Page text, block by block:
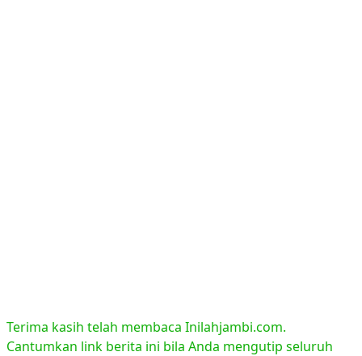
Terima kasih telah membaca Inilahjambi.com.
Cantumkan link berita ini bila Anda mengutip seluruh